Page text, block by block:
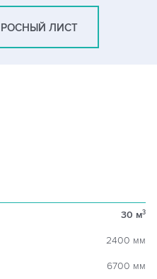
ЛИСТ
30 м3
2400 мм
6700 мм